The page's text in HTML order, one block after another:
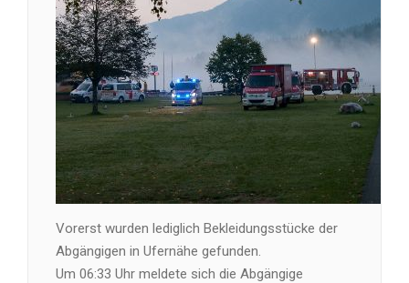
Vorerst wurden lediglich Bekleidungsstücke der
Abgängigen in Ufernähe gefunden.
Um 06:33 Uhr meldete sich die Abgängige